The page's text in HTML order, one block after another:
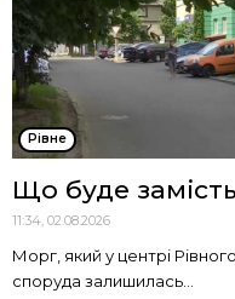
Рівне
Що буде
11:34, 02.08.2026
Морг, який у центрі
споруда залишилась...